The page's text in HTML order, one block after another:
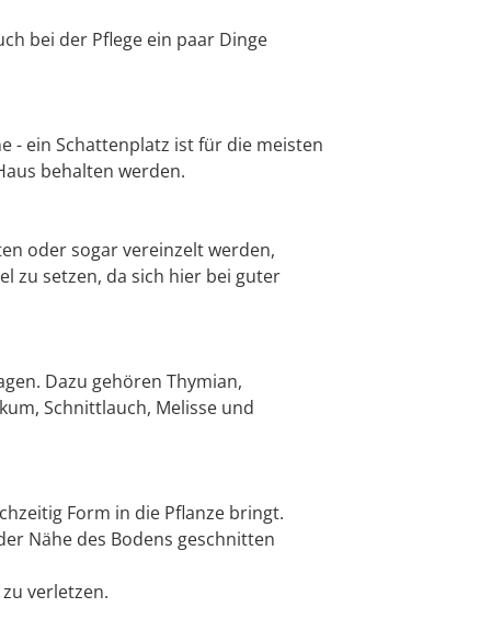
bei der Pflege ein paar Dinge
- ein Schattenplatz ist für die meisten
behalten werden.
oder sogar vereinzelt werden,
zu setzen, da sich hier bei guter
Dazu gehören Thymian,
Schnittlauch, Melisse und
Form in die Pflanze bringt.
Nähe des Bodens geschnitten
verletzen.